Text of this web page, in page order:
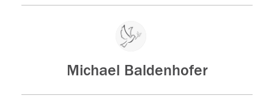
Michael Baldenhofer